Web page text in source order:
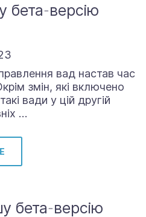
бета-версію
вад настав час
змін, які включено
вади у цій другій
…
бета-версію